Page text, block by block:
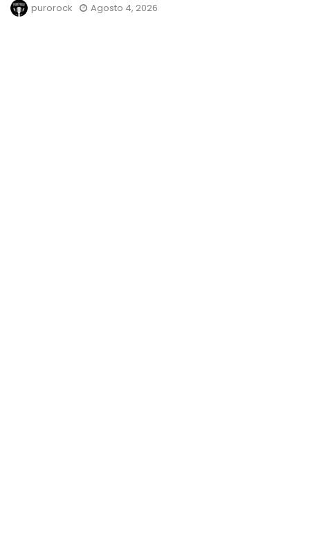
purorock Agosto 4, 2026